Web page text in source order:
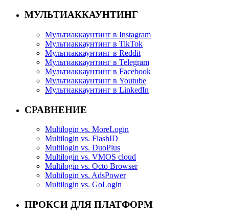
МУЛЬТИАККАУНТИНГ
Мультиаккаунтинг в Instagram
Мультиаккаунтинг в TikTok
Мультиаккаунтинг в Reddit
Мультиаккаунтинг в Telegram
Мультиаккаунтинг в Facebook
Мультиаккаунтинг в Youtube
Мультиаккаунтинг в LinkedIn
СРАВНЕНИЕ
Multilogin vs. MoreLogin
Multilogin vs. FlashID
Multilogin vs. DuoPlus
Multilogin vs. VMOS cloud
Multilogin vs. Octo Browser
Multilogin vs. AdsPower
Multilogin vs. GoLogin
ПРОКСИ ДЛЯ ПЛАТФОРМ